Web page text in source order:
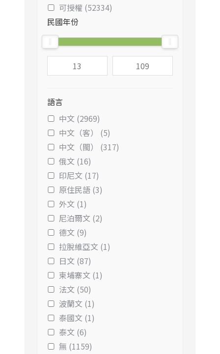
可授權 (52334)
民國年份
語言
中文 (2969)
中文（客） (5)
中文（閩） (317)
俄文 (16)
印尼文 (17)
原住民語 (3)
外文 (1)
尼泊爾文 (2)
德文 (9)
拉脫維亞文 (1)
日文 (87)
柬埔寨文 (1)
法文 (50)
波蘭文 (1)
泰國文 (1)
泰文 (6)
無 (1159)